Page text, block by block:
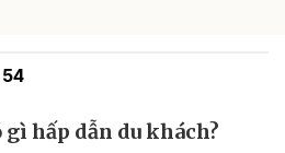
gì hấp dẫn du khách?